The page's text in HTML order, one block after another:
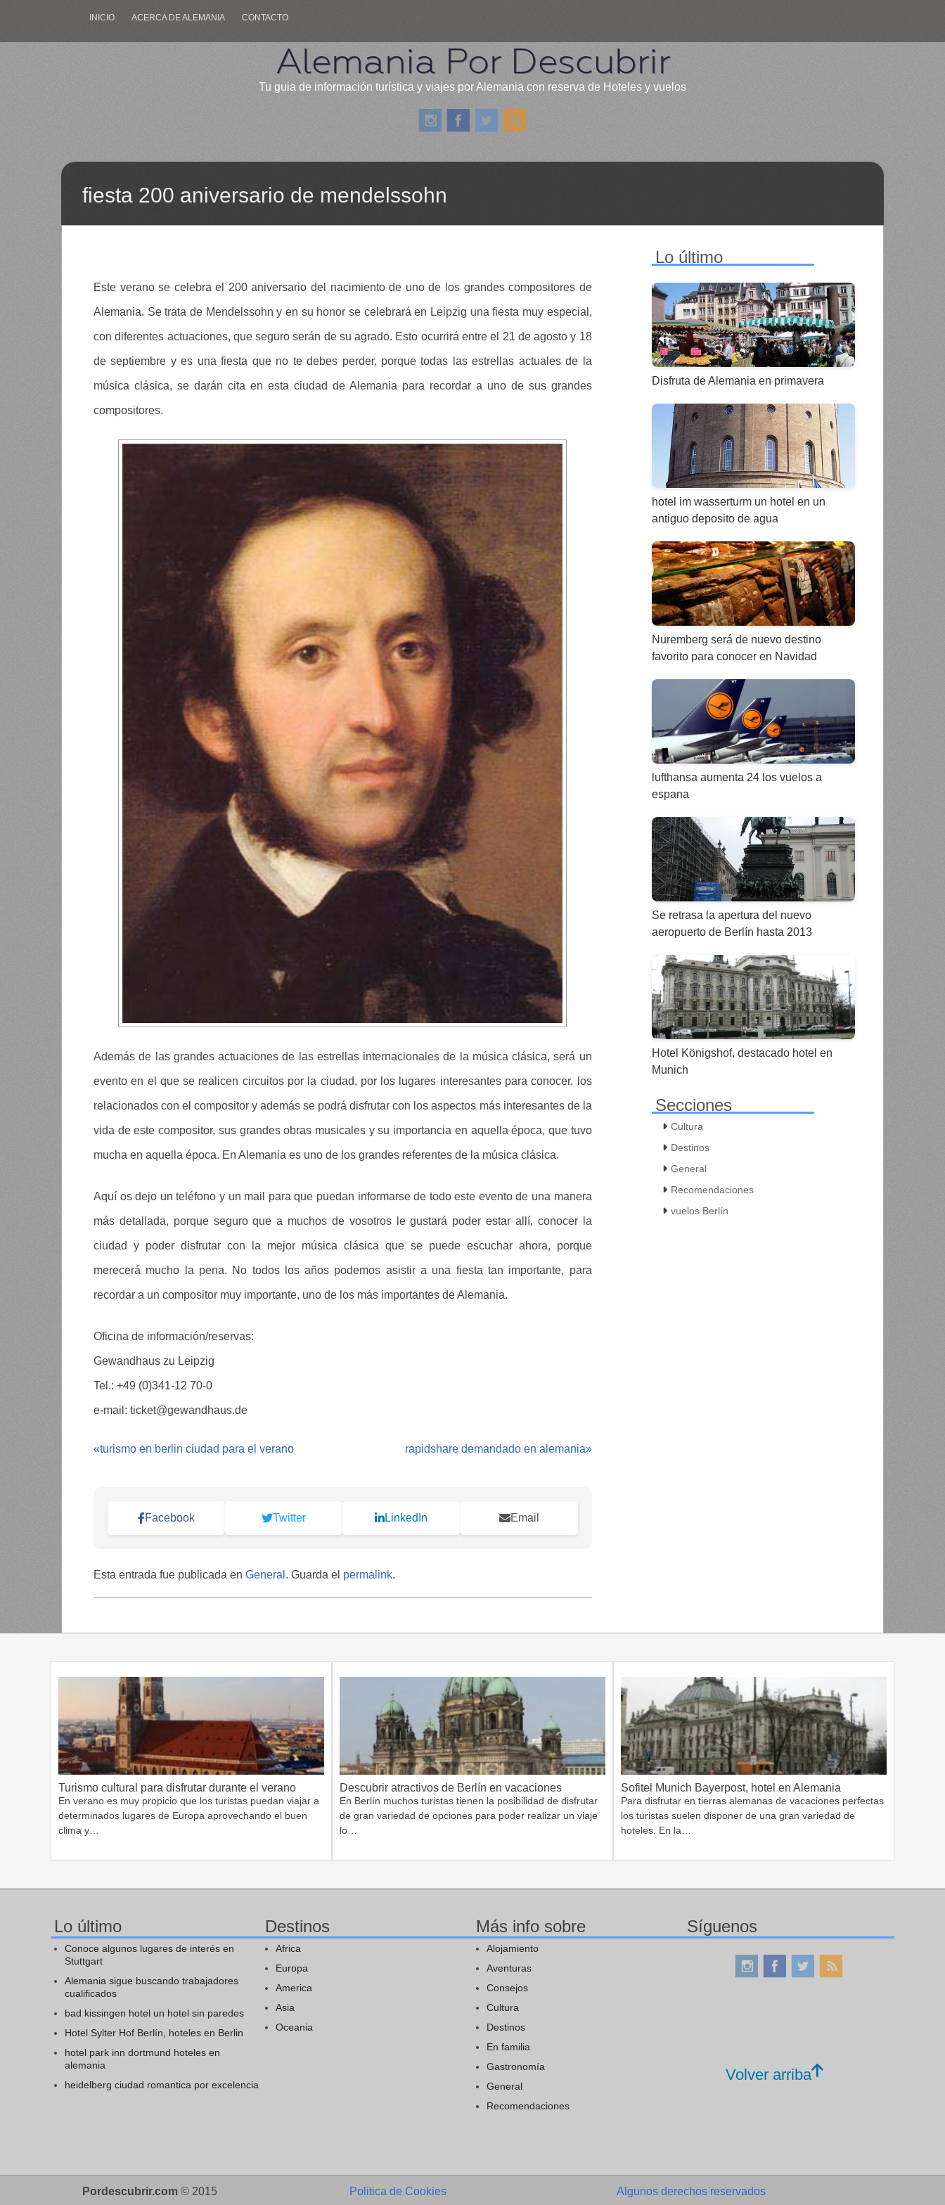
INICIO ACERCA DE ALEMANIA CONTACTO
Alemania Por Descubrir
Tu guia de información turística y viajes por Alemania con reserva de Hoteles y vuelos
fiesta 200 aniversario de mendelssohn
Este verano se celebra el 200 aniversario del nacimiento de uno de los grandes compositores de
Alemania. Se trata de Mendelssohn y en su honor se celebrará en Leipzig una fiesta muy especial,
con diferentes actuaciones, que seguro serán de su agrado. Esto ocurrirá entre el 21 de agosto y 18
de septiembre y es una fiesta que no te debes perder, porque todas las estrellas actuales de la
música clásica, se darán cita en esta ciudad de Alemania para recordar a uno de sus grandes
compositores.
Además de las grandes actuaciones de las estrellas internacionales de la música clásica, será un
evento en el que se realicen circuitos por la ciudad, por los lugares interesantes para conocer, los
relacionados con el compositor y además se podrá disfrutar con los aspectos más interesantes de la
vida de este compositor, sus grandes obras musicales y su importancia en aquella época, que tuvo
mucha en aquella época. En Alemania es uno de los grandes referentes de la música clásica.
Aquí os dejo un teléfono y un mail para que puedan informarse de todo este evento de una manera
más detallada, porque seguro que a muchos de vosotros le gustará poder estar allí, conocer la
ciudad y poder disfrutar con la mejor música clásica que se puede escuchar ahora, porque
merecerá mucho la pena. No todos los años podemos asistir a una fiesta tan importante, para
recordar a un compositor muy importante, uno de los más importantes de Alemania.
Oficina de información/reservas:
Gewandhaus zu Leipzig
Tel.: +49 (0)341-12 70-0
e-mail: ticket@gewandhaus.de
«turismo en berlin ciudad para el verano rapidshare demandado en alemania»
Facebook Twitter LinkedIn Email
Esta entrada fue publicada en General . Guarda el permalink.
Lo último
Disfruta de Alemania en primavera
hotel im wasserturm un hotel en un
antiguo deposito de agua
Nuremberg será de nuevo destino
favorito para conocer en Navidad
lufthansa aumenta 24 los vuelos a
espana
Se retrasa la apertura del nuevo
aeropuerto de Berlín hasta 2013
Hotel Königshof, destacado hotel en
Munich
Secciones
Cultura
Destinos
General
Recomendaciones
vuelos Berlín
Turismo cultural para disfrutar durante el verano
En verano es muy propicio que los turistas puedan viajar a
determinados lugares de Europa aprovechando el buen
clima y…
Descubrir atractivos de Berlín en vacaciones
En Berlín muchos turistas tienen la posibilidad de disfrutar
de gran variedad de opciones para poder realizar un viaje
lo…
Sofitel Munich Bayerpost, hotel en Alemania
Para disfrutar en tierras alemanas de vacaciones perfectas
los turistas suelen disponer de una gran variedad de
hoteles. En la…
Lo último
Conoce algunos lugares de interés en
Stuttgart
Alemania sigue buscando trabajadores
cualificados
bad kissingen hotel un hotel sin paredes
Hotel Sylter Hof Berlín, hoteles en Berlin
hotel park inn dortmund hoteles en
alemania
heidelberg ciudad romantica por excelencia
Destinos
Africa
Europa
America
Asia
Oceania
Más info sobre
Alojamiento
Aventuras
Consejos
Cultura
Destinos
En familia
Gastronomía
General
Recomendaciones
Síguenos
Volver arriba
Pordescubrir.com © 2015 Politica de Cookies Algunos derechos reservados